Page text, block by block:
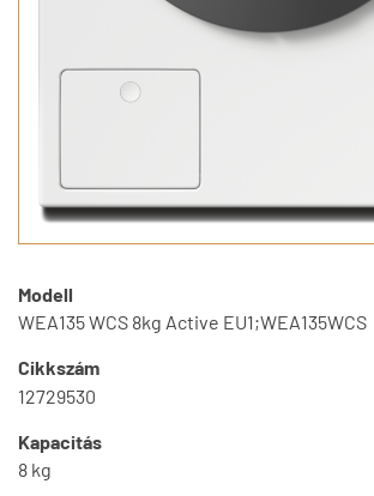
Modell
WEA135 WCS 8kg Active EU1;WEA135WCS
Cikkszám
12729530
Kapacitás
8 kg